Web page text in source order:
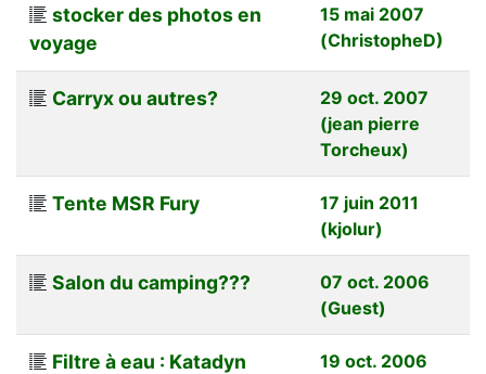
stocker des photos en
voyage
15 mai 2007
(ChristopheD)
Carryx ou autres?
29 oct. 2007
(jean pierre
Torcheux)
Tente MSR Fury
17 juin 2011
(kjolur)
Salon du camping???
07 oct. 2006
(Guest)
Filtre à eau : Katadyn
19 oct. 2006